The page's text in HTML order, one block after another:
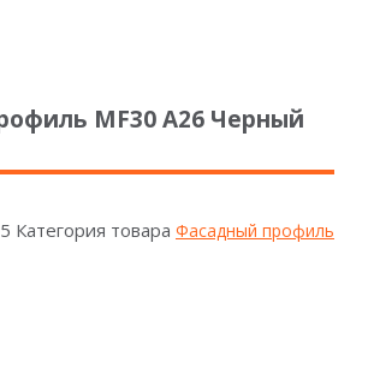
MF30 А26 Черный
Категория товара Фасадный профиль